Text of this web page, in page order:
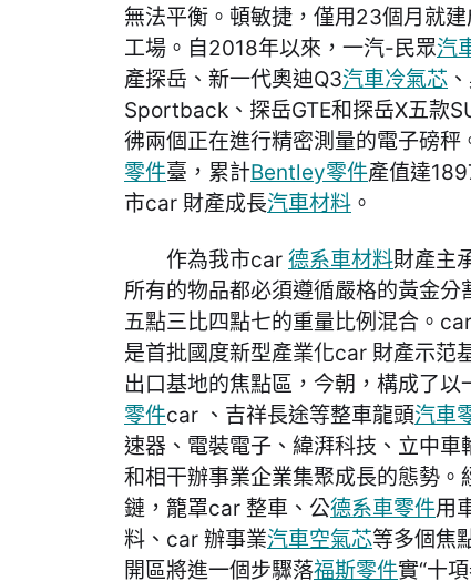
無法平衡。頓敏捷，僅用23個月就
工場。自2018年以來，一汽-民眾汽
產探岳、新一代奧迪Q3汽車冷氣芯
Sportback、探岳GTE和探岳X五款
彿兩個正在進行精密測量的電子磅秤
零件臺，累計Bentley零件產值達
市car 財產成長汽車材料 。
作為我市car 德系車材料財產主
所有的物品都必須遵循嚴格的黃金
五點三比四點七的重量比例混合。
是首批國度新型產業化car 財產示范
出口基地的焦點區，今朝，構成了
零件car 、吉祥長途等整車龍頭汽車
速器、電裝電子、緯湃科技、立中
和相干辦事業企業集聚成長的態勢
鏈，籠罩car 整車、公德系車零件用
料、car 辦事業汽車空氣芯等多個焦
開區將進一個步驟落福斯零件實“十